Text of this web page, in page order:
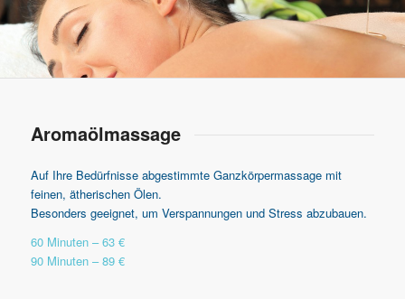
Aromaölmassage
Auf Ihre Bedürfnisse abgestimmte Ganzkörpermassage mit
feinen, ätherischen Ölen.
Besonders geeignet, um Verspannungen und Stress abzubauen.
60 Minuten – 63 €
90 Minuten – 89 €